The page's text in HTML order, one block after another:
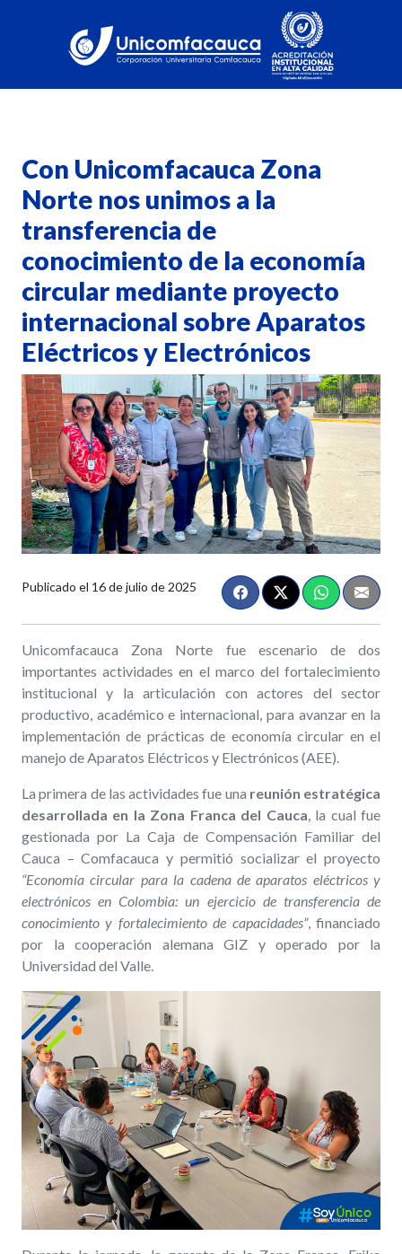
Con Unicomfacauca Zona
Norte nos unimos a la
transferencia de
conocimiento de la economía
circular mediante proyecto
internacional sobre Aparatos
Eléctricos y Electrónicos
Publicado el 16 de julio de 2025
Unicomfacauca Zona Norte fue escenario de dos
importantes actividades en el marco del fortalecimiento
institucional y la articulación con actores del sector
productivo, académico e internacional, para avanzar en la
implementación de prácticas de economía circular en el
manejo de Aparatos Eléctricos y Electrónicos (AEE).
La primera de las actividades fue una reunión estratégica
desarrollada en la Zona Franca del Cauca , la cual fue
gestionada por La Caja de Compensación Familiar del
Cauca – Comfacauca y permitió socializar el proyecto
“Economía circular para la cadena de aparatos eléctricos y
electrónicos en Colombia: un ejercicio de transferencia de
conocimiento y fortalecimiento de capacidades”, financiado
por la cooperación alemana GIZ y operado por la
Universidad del Valle.